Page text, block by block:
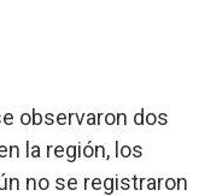
observaron dos
la región, los
no se registraron